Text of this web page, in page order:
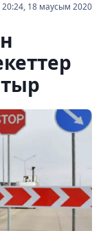
20:24, 18 маусым 2020